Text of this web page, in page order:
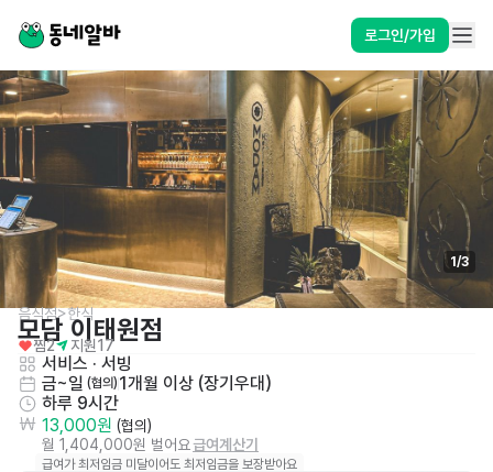
로그인/가입
1/3
음식점>한식
모담 이태원점
찜2 지원17
서비스 · 서빙
금~일 (협의) 1개월 이상 (장기우대)
하루 9시간
13,000원 (협의)
월 1,404,000원 벌어요급여계산기
급여가 최저임금 미달이어도 최저임금을 보장받아요